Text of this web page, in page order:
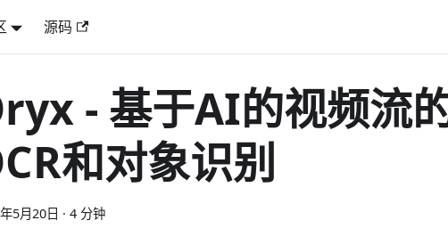
源码
- 基于AI的视频流
和对象识别
5月20日 · 4 分钟